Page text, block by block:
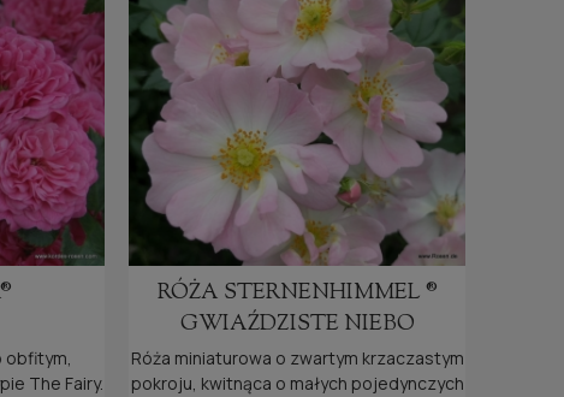
obfitym,
The Fairy.
RÓŻA STERNENHIMMEL ®
GWIAŹDZISTE NIEBO
Róża miniaturowa o zwartym krzaczastym
pokroju, kwitnąca o małych pojedynczych